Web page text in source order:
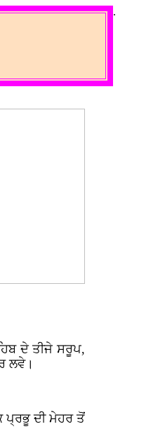
ਦੇ ਤੀਜੇ ਸਰੂਪ,
ਲਵੇ।
ਪ੍ਰਭੂ ਦੀ ਮੇਹਰ ਤੋਂ
.